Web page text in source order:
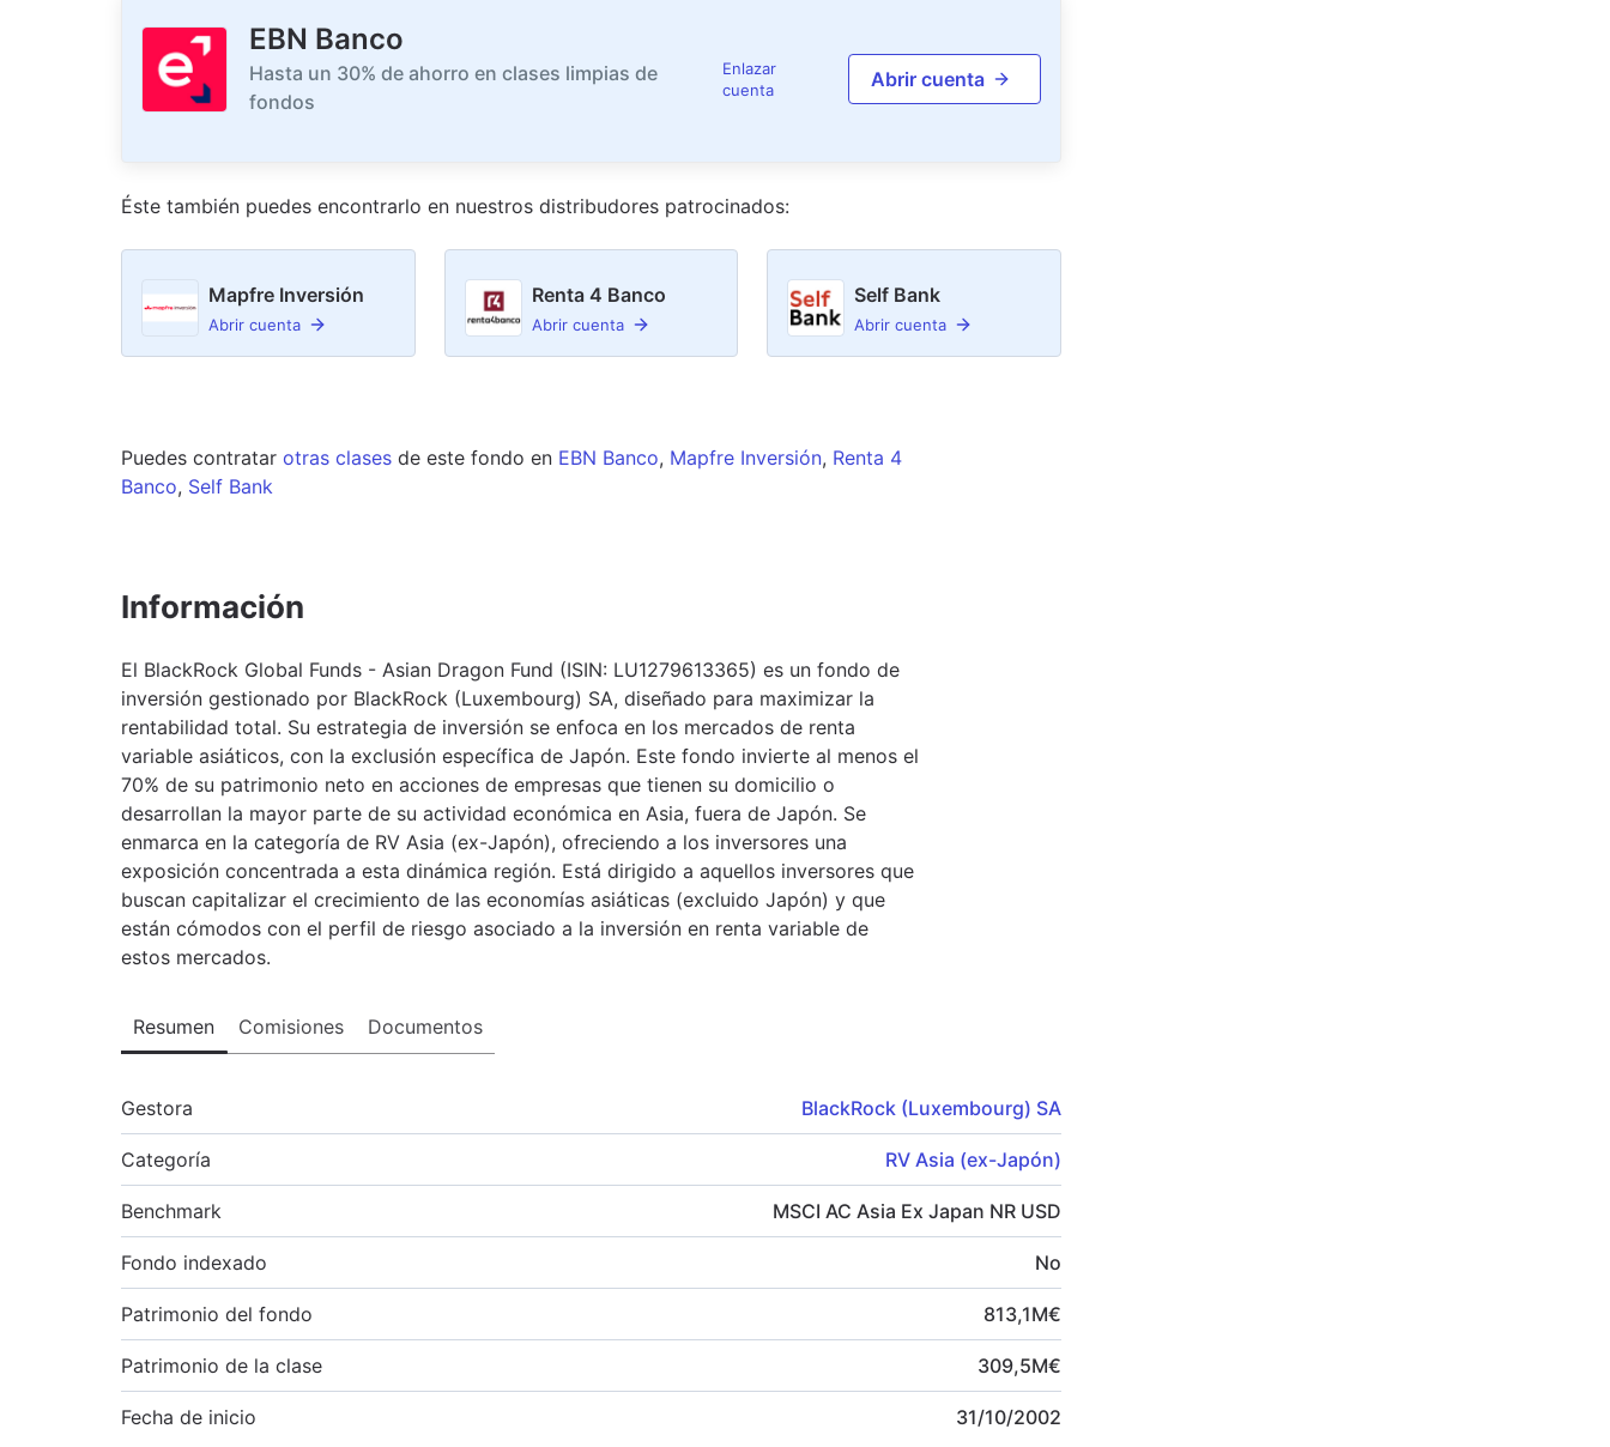
EBN Banco
Hasta un 30% de ahorro en clases limpias de
fondos
Enlazar
cuenta
Abrir cuenta
Éste también puedes encontrarlo en nuestros distribudores patrocinados:
Mapfre Inversión
Abrir cuenta
Renta 4 Banco
Abrir cuenta
Self Bank
Abrir cuenta
Puedes contratar otras clases de este fondo en EBN Banco, Mapfre Inversión, Renta 4
Banco, Self Bank
Información
El BlackRock Global Funds - Asian Dragon Fund (ISIN: LU1279613365) es un fondo de
inversión gestionado por BlackRock (Luxembourg) SA, diseñado para maximizar la
rentabilidad total. Su estrategia de inversión se enfoca en los mercados de renta
variable asiáticos, con la exclusión específica de Japón. Este fondo invierte al menos el
70% de su patrimonio neto en acciones de empresas que tienen su domicilio o
desarrollan la mayor parte de su actividad económica en Asia, fuera de Japón. Se
enmarca en la categoría de RV Asia (ex-Japón), ofreciendo a los inversores una
exposición concentrada a esta dinámica región. Está dirigido a aquellos inversores que
buscan capitalizar el crecimiento de las economías asiáticas (excluido Japón) y que
están cómodos con el perfil de riesgo asociado a la inversión en renta variable de
estos mercados.
Resumen Comisiones Documentos
Gestora BlackRock (Luxembourg) SA
Categoría RV Asia (ex-Japón)
Benchmark MSCI AC Asia Ex Japan NR USD
Fondo indexado No
Patrimonio del fondo 813,1M€
Patrimonio de la clase 309,5M€
Fecha de inicio 31/10/2002